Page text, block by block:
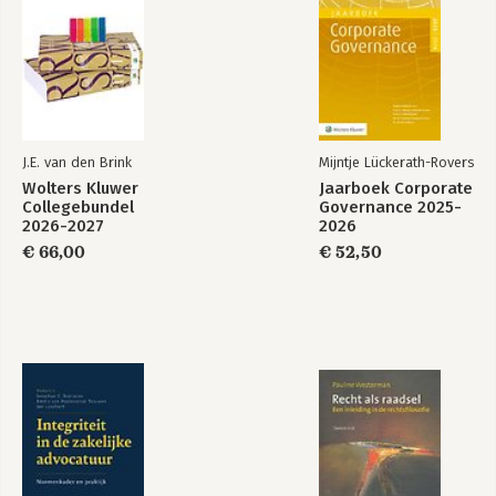
J.E. van den Brink
Wolters Kluwer
Collegebundel
2026-2027
€ 66,00
Mijntje Lückerath-Rovers
Jaarboek Corporate
Governance 2025-
2026
€ 52,50